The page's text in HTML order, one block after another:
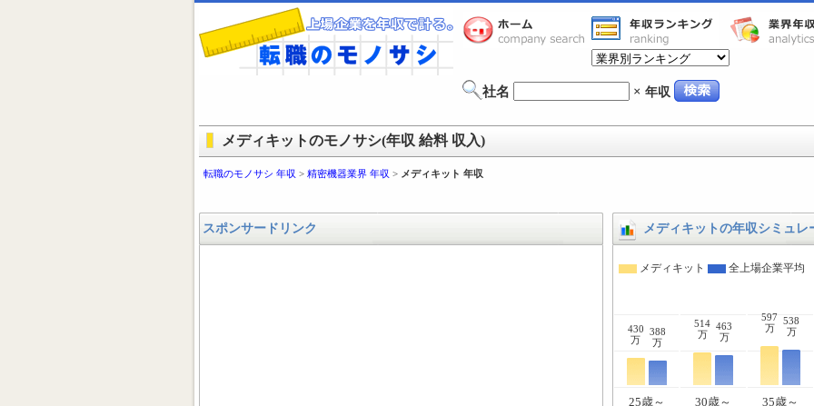
社名 × 年収
メディキットのモノサシ(年収 給料 収入)
転職のモノサシ 年収 > 精密機器業界 年収 > メディキット 年収
スポンサードリンク メディキットの年収シミュレ
メディキット 全上場企業平均
430
万
388
万
514
万
463
万
597
万
538
万
25歳～ 30歳～ 35歳～